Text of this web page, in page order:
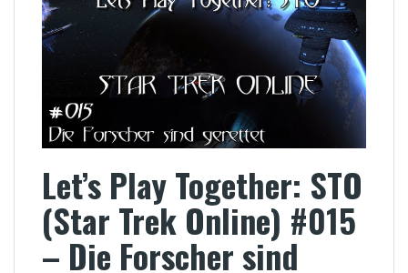
Let’s Play Together: STO
(Star Trek Online) #015
– Die Forscher sind